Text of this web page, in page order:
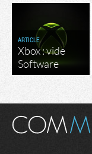
ARTICLE
Xbox : vide
Software